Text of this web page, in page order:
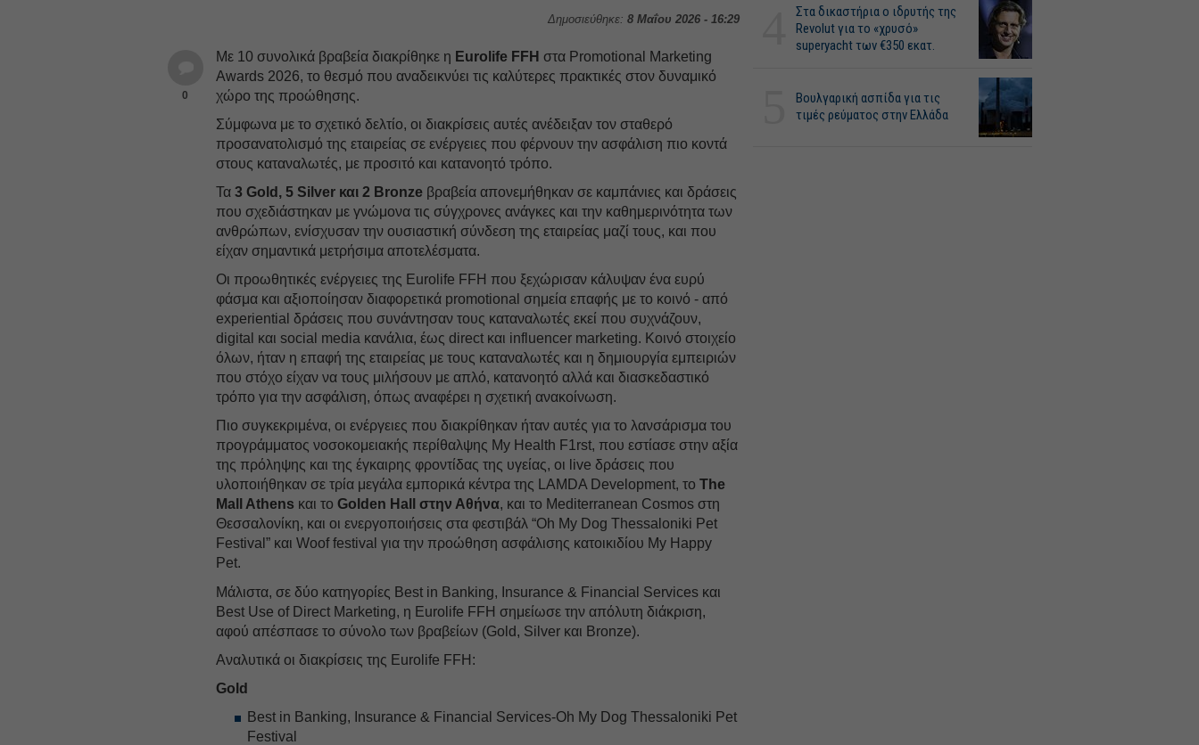
Δημοσιεύθηκε: 8 Μαΐου 2026 - 16:29
0
Με 10 συνολικά βραβεία διακρίθηκε η Eurolife FFH στα Promotional Marketing
Awards 2026, το θεσμό που αναδεικνύει τις καλύτερες πρακτικές στον δυναμικό
χώρο της προώθησης.
Σύμφωνα με το σχετικό δελτίο, οι διακρίσεις αυτές ανέδειξαν τον σταθερό
προσανατολισμό της εταιρείας σε ενέργειες που φέρνουν την ασφάλιση πιο κοντά
στους καταναλωτές, με προσιτό και κατανοητό τρόπο.
Τα 3 Gold, 5 Silver και 2 Bronze βραβεία απονεμήθηκαν σε καμπάνιες και δράσεις
που σχεδιάστηκαν με γνώμονα τις σύγχρονες ανάγκες και την καθημερινότητα των
ανθρώπων, ενίσχυσαν την ουσιαστική σύνδεση της εταιρείας μαζί τους, και που
είχαν σημαντικά μετρήσιμα αποτελέσματα.
Οι προωθητικές ενέργειες της Eurolife FFH που ξεχώρισαν κάλυψαν ένα ευρύ
φάσμα και αξιοποίησαν διαφορετικά promotional σημεία επαφής με το κοινό - από
experiential δράσεις που συνάντησαν τους καταναλωτές εκεί που συχνάζουν,
digital και social media κανάλια, έως direct και influencer marketing. Κοινό στοιχείο
όλων, ήταν η επαφή της εταιρείας με τους καταναλωτές και η δημιουργία εμπειριών
που στόχο είχαν να τους μιλήσουν με απλό, κατανοητό αλλά και διασκεδαστικό
τρόπο για την ασφάλιση, όπως αναφέρει η σχετική ανακοίνωση.
Πιο συγκεκριμένα, οι ενέργειες που διακρίθηκαν ήταν αυτές για το λανσάρισμα του
προγράμματος νοσοκομειακής περίθαλψης My Health F1rst, που εστίασε στην αξία
της πρόληψης και της έγκαιρης φροντίδας της υγείας, οι live δράσεις που
υλοποιήθηκαν σε τρία μεγάλα εμπορικά κέντρα της LAMDA Development, τοThe
Mall Athens και το Golden Hall στην Αθήνα, και το Mediterranean Cosmos στη
Θεσσαλονίκη, και οι ενεργοποιήσεις στα φεστιβάλ “Oh My Dog Thessaloniki Pet
Festival” και Woof festival για την προώθηση ασφάλισης κατοικιδίου My Happy
Pet.
Μάλιστα, σε δύο κατηγορίες Best in Banking, Insurance & Financial Services και
Best Use of Direct Marketing, η Eurolife FFH σημείωσε την απόλυτη διάκριση,
αφού απέσπασε το σύνολο των βραβείων (Gold, Silver και Bronze).
Αναλυτικά οι διακρίσεις της Eurolife FFH:
Gold
Βest in Banking, Insurance & Financial Services-Oh My Dog Thessaloniki Pet
Festival
Στα δικαστήρια ο ιδρυτής της
Revolut για το «χρυσό»
superyacht των €350 εκατ.
Βουλγαρική ασπίδα για τις
τιμές ρεύματος στην Ελλάδα